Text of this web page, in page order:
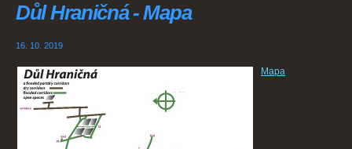
Důl Hraničná - Mapa
16. 10. 2019
Mapa